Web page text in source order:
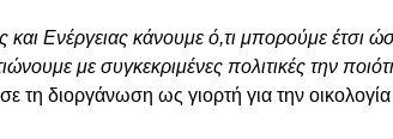
και Ενέργειας κάνουμε ό,τι μπορούμε έτσι
με συγκεκριμένες πολιτικές την
τη διοργάνωση ως γιορτή για την οικολογία